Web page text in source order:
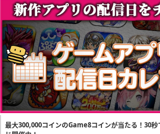
最大300,000コインのGame8コインが当たる！30秒